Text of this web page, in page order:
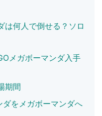
は何人で倒せる？ソロ
メガボーマンダ入手
期間
をメガボーマンダへ